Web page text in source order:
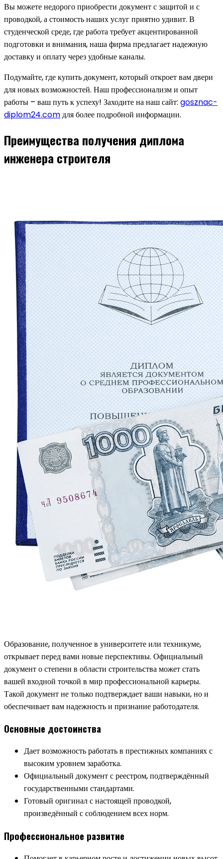
Вы можете недорого приобрести документ с защитой и с
проводкой, а стоимость наших услуг приятно удивит. В
студенческой среде, где работа требует акцентированной
подготовки и внимания, наша фирма предлагает надежную
доставку и оплату через удобные каналы.
Подумайте, где купить документ, который откроет вам двери
для новых возможностей. Наш профессионализм и опыт
работы – ваш путь к успеху! Заходите на наш сайт: gosznac-
diplom24.comдля более подробной информации.
Преимущества получения диплома
инженера строителя
Образование, полученное в университете или техникуме,
открывает перед вами новые перспективы. Официальный
документ о степени в области строительства может стать
вашей входной точкой в мир профессиональной карьеры.
Такой документ не только подтверждает ваши навыки, но и
обеспечивает вам надежность и признание работодателя.
Основные достоинства
Дает возможность работать в престижных компаниях с
высоким уровнем заработка.
Официальный документ с реестром, подтверждённый
государственными стандартами.
Готовый оригинал с настоящей проводкой,
произведённый с соблюдением всех норм.
Профессиональное развитие